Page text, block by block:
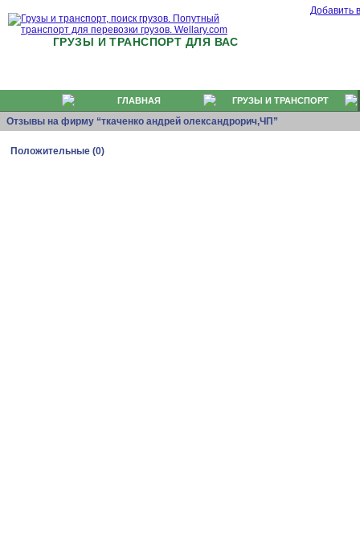
ГРУЗЫ И ТРАНСПОРТ ДЛЯ ВАС
Добавить
ГЛАВНАЯ ГРУЗЫ И ТРАНСПОРТ
Отзывы на фирму “ткаченко андрей олександрорич,ЧП”
Положительные (0)